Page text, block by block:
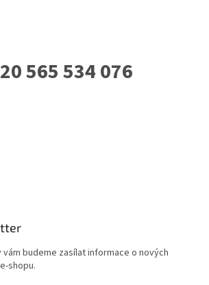
565 534 076
vám budeme zasílat informace o nových
shopu.